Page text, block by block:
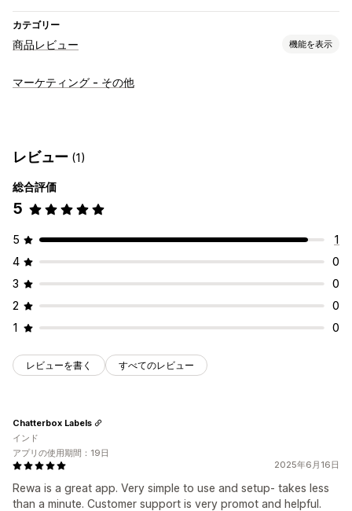
カテゴリー
商品レビュー 機能を表示
表示オプション
メールリクエスト
マーケティング - その他
レビュー (1)
総合評価
5
5
1
4
0
3
0
2
0
1
0
レビューを書く すべてのレビュー
2025年6月16日
Rewa is a great app. Very simple to use and setup- takes less
than a minute. Customer support is very promot and helpful.
Chatterbox Labels
インド
アプリの使用期間：19日